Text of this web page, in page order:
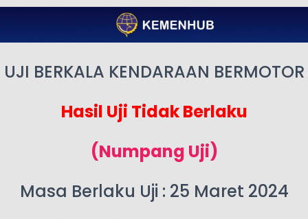
UJI BERKALA KENDARAAN BERMOTOR
Hasil Uji Tidak Berlaku
(Numpang Uji)
Masa Berlaku Uji : 25 Maret 2024